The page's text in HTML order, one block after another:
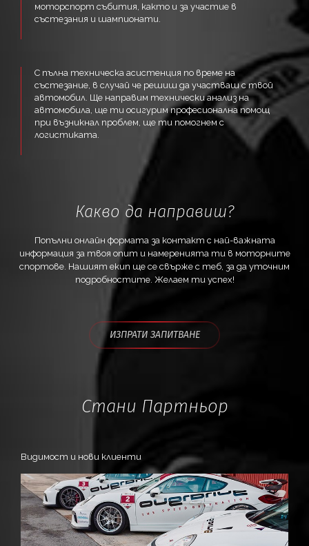
моторспорт събития, както и за участие в
състезания и шампионати.
С пълна техническа асистенция по време на
състезание, в случай че решиш да участваш с твой
автомобил. Ще направим технически анализ на
автомобила, ще ти осигурим професионална помощ
при възникнал проблем, ще ти помогнем с
логистиката.
Какво да направиш?
Попълни онлайн формата за контакт с най-важната
информация за твоя опит и намеренията ти в моторните
спортове. Нашият екип ще се свърже с теб, за да уточним
подробностите. Желаем ти успех!
ИЗПРАТИ ЗАПИТВАНЕ
Стани Партньор
Видимост и нови клиенти